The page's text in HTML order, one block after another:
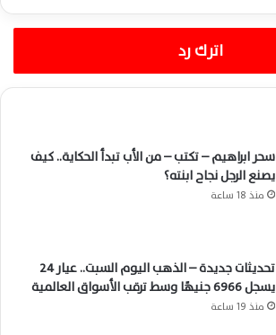
اترك رد
سحر ابراهيم – تكتب – من الأب تبدأ الحكاية.. كيف
يصنع الرجل نجاح ابنته؟
منذ 18 ساعة
تحديثات جديدة – الذهب اليوم السبت.. عيار 24
يسجل 6966 جنيهًا وسط ترقب الأسواق العالمية
منذ 19 ساعة